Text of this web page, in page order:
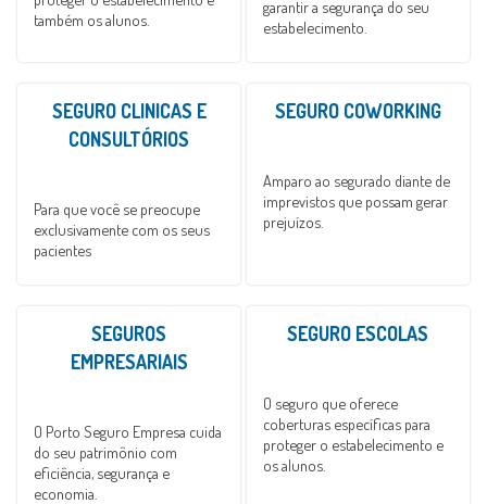
também os alunos.
garantir a segurança do seu
estabelecimento.
SEGURO CLINICAS E
CONSULTÓRIOS
Para que você se preocupe
exclusivamente com os seus
pacientes
SEGURO COWORKING
Amparo ao segurado diante de
imprevistos que possam gerar
prejuízos.
SEGUROS
EMPRESARIAIS
O Porto Seguro Empresa cuida
do seu patrimônio com
eficiência, segurança e
economia.
SEGURO ESCOLAS
O seguro que oferece
coberturas específicas para
proteger o estabelecimento e
os alunos.